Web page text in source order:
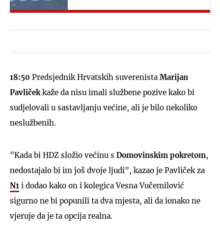
18:50 Predsjednik Hrvatskih suverenista Marijan
Pavličekkaže da nisu imali službene pozive kako bi
sudjelovali u sastavljanju većine, ali je bilo nekoliko
neslužbenih.
"Kada bi HDZ složio većinu s Domovinskim pokretom,
nedostajalo bi im još dvoje ljudi", kazao je Pavliček za
N1 i dodao kako on i kolegica Vesna Vučemilović
sigurno ne bi popunili ta dva mjesta, ali da ionako ne
vjeruje da je ta opcija realna.